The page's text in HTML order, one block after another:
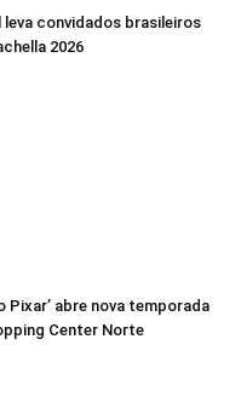
leva convidados brasileiros
2026
Pixar’ abre nova temporada
Center Norte